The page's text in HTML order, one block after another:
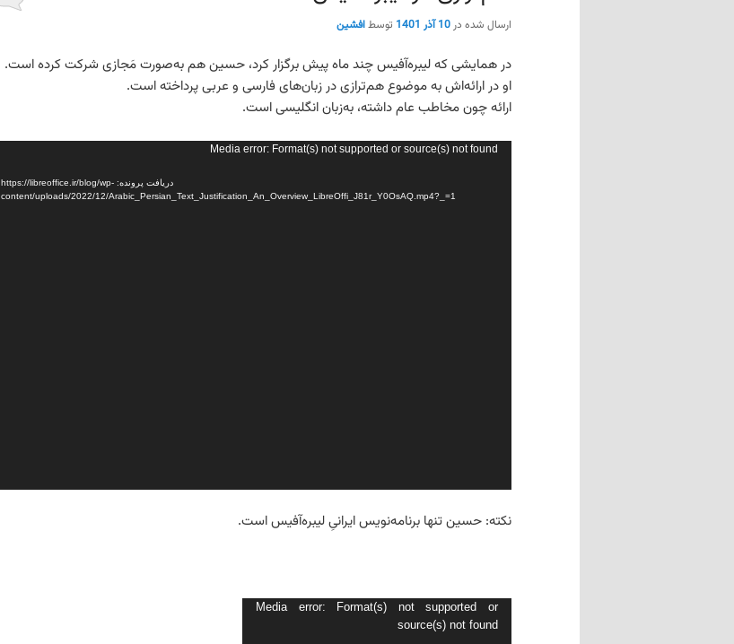
ارسال شده در 10 آذر 1401 توسطافشین
در همایشی که لیبره‌آفیس چند ماه پیش برگزار کرد، حسین هم به‌صورت مَجازی شرکت کرده است.
او در ارائه‌اش به موضوع هم‌ترازی در زبان‌های فارسی و عربی پرداخته است.
ارائه چون مخاطب عام داشته، به‌زبان انگلیسی است.
نمایشگر
Media error: Format(s) not supported or source(s) not found
دریافت پرونده: https://libreoffice.ir/blog/wp-
content/uploads/2022/12/Arabic_Persian_Text_Justification_An_Overview_LibreOffi_J81r_Y0OsAQ.mp4?_=1
نکته: حسین تنها برنامه‌نویس ایرانیِ لیبره‌آفیس است.
نمایشگر
ویدیو
Media error: Format(s) not supported or
source(s) not found